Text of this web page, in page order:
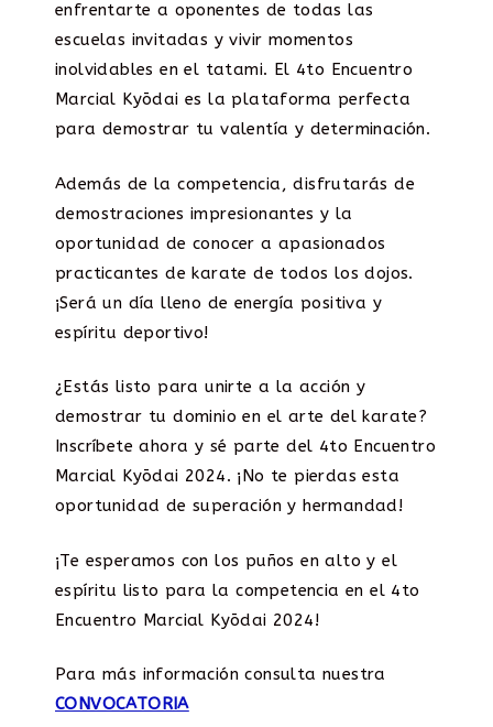
enfrentarte a oponentes de todas las
escuelas invitadas y vivir momentos
inolvidables en el tatami. El 4to Encuentro
Marcial Kyōdai es la plataforma perfecta
para demostrar tu valentía y determinación.
Además de la competencia, disfrutarás de
demostraciones impresionantes y la
oportunidad de conocer a apasionados
practicantes de karate de todos los dojos.
¡Será un día lleno de energía positiva y
espíritu deportivo!
¿Estás listo para unirte a la acción y
demostrar tu dominio en el arte del karate?
Inscríbete ahora y sé parte del 4to Encuentro
Marcial Kyōdai 2024. ¡No te pierdas esta
oportunidad de superación y hermandad!
¡Te esperamos con los puños en alto y el
espíritu listo para la competencia en el 4to
Encuentro Marcial Kyōdai 2024!
Para más información consulta nuestra
CONVOCATORIA